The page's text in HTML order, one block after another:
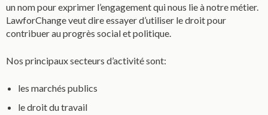
un nom pour exprimer l’engagement qui nous lie à notre métier.
LawforChange veut dire essayer d’utiliser le droit pour
contribuer au progrès social et politique.
Nos principaux secteurs d’activité sont:
les marchés publics
le droit du travail